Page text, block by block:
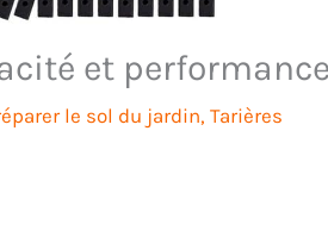
et
le sol du jardin, Tarières